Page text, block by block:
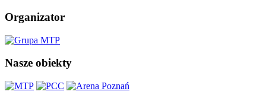
Organizator
Nasze obiekty